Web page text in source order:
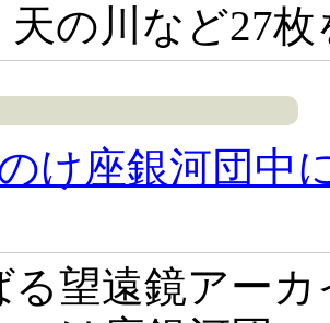
天の川など27
け座銀河団中
る望遠鏡アー